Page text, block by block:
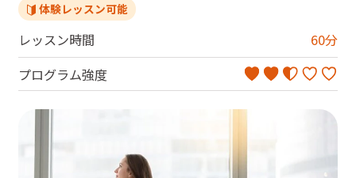
体験レッスン可能
レッスン時間 60分
プログラム強度